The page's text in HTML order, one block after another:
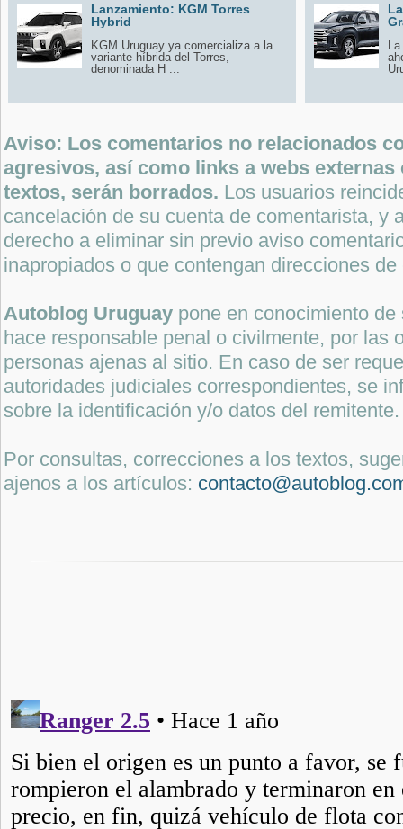
Lanzamiento: KGM Torres
Hybrid
KGM Uruguay ya comercializa a la
variante híbrida del Torres,
denominada H ...
Aviso: Los comentarios no relacionados
agresivos, así como links a webs
textos, serán borrados. Los usuarios
cancelación de su cuenta de comentarista, y
derecho a eliminar sin previo aviso
inapropiados o que contengan direcciones
Autoblog Uruguay pone en conocimiento
hace responsable penal o civilmente, por las
personas ajenas al sitio. En caso de ser
autoridades judiciales correspondientes, se
sobre la identificación y/o datos del remitente.
Por consultas, correcciones a los textos,
ajenos a los artículos: